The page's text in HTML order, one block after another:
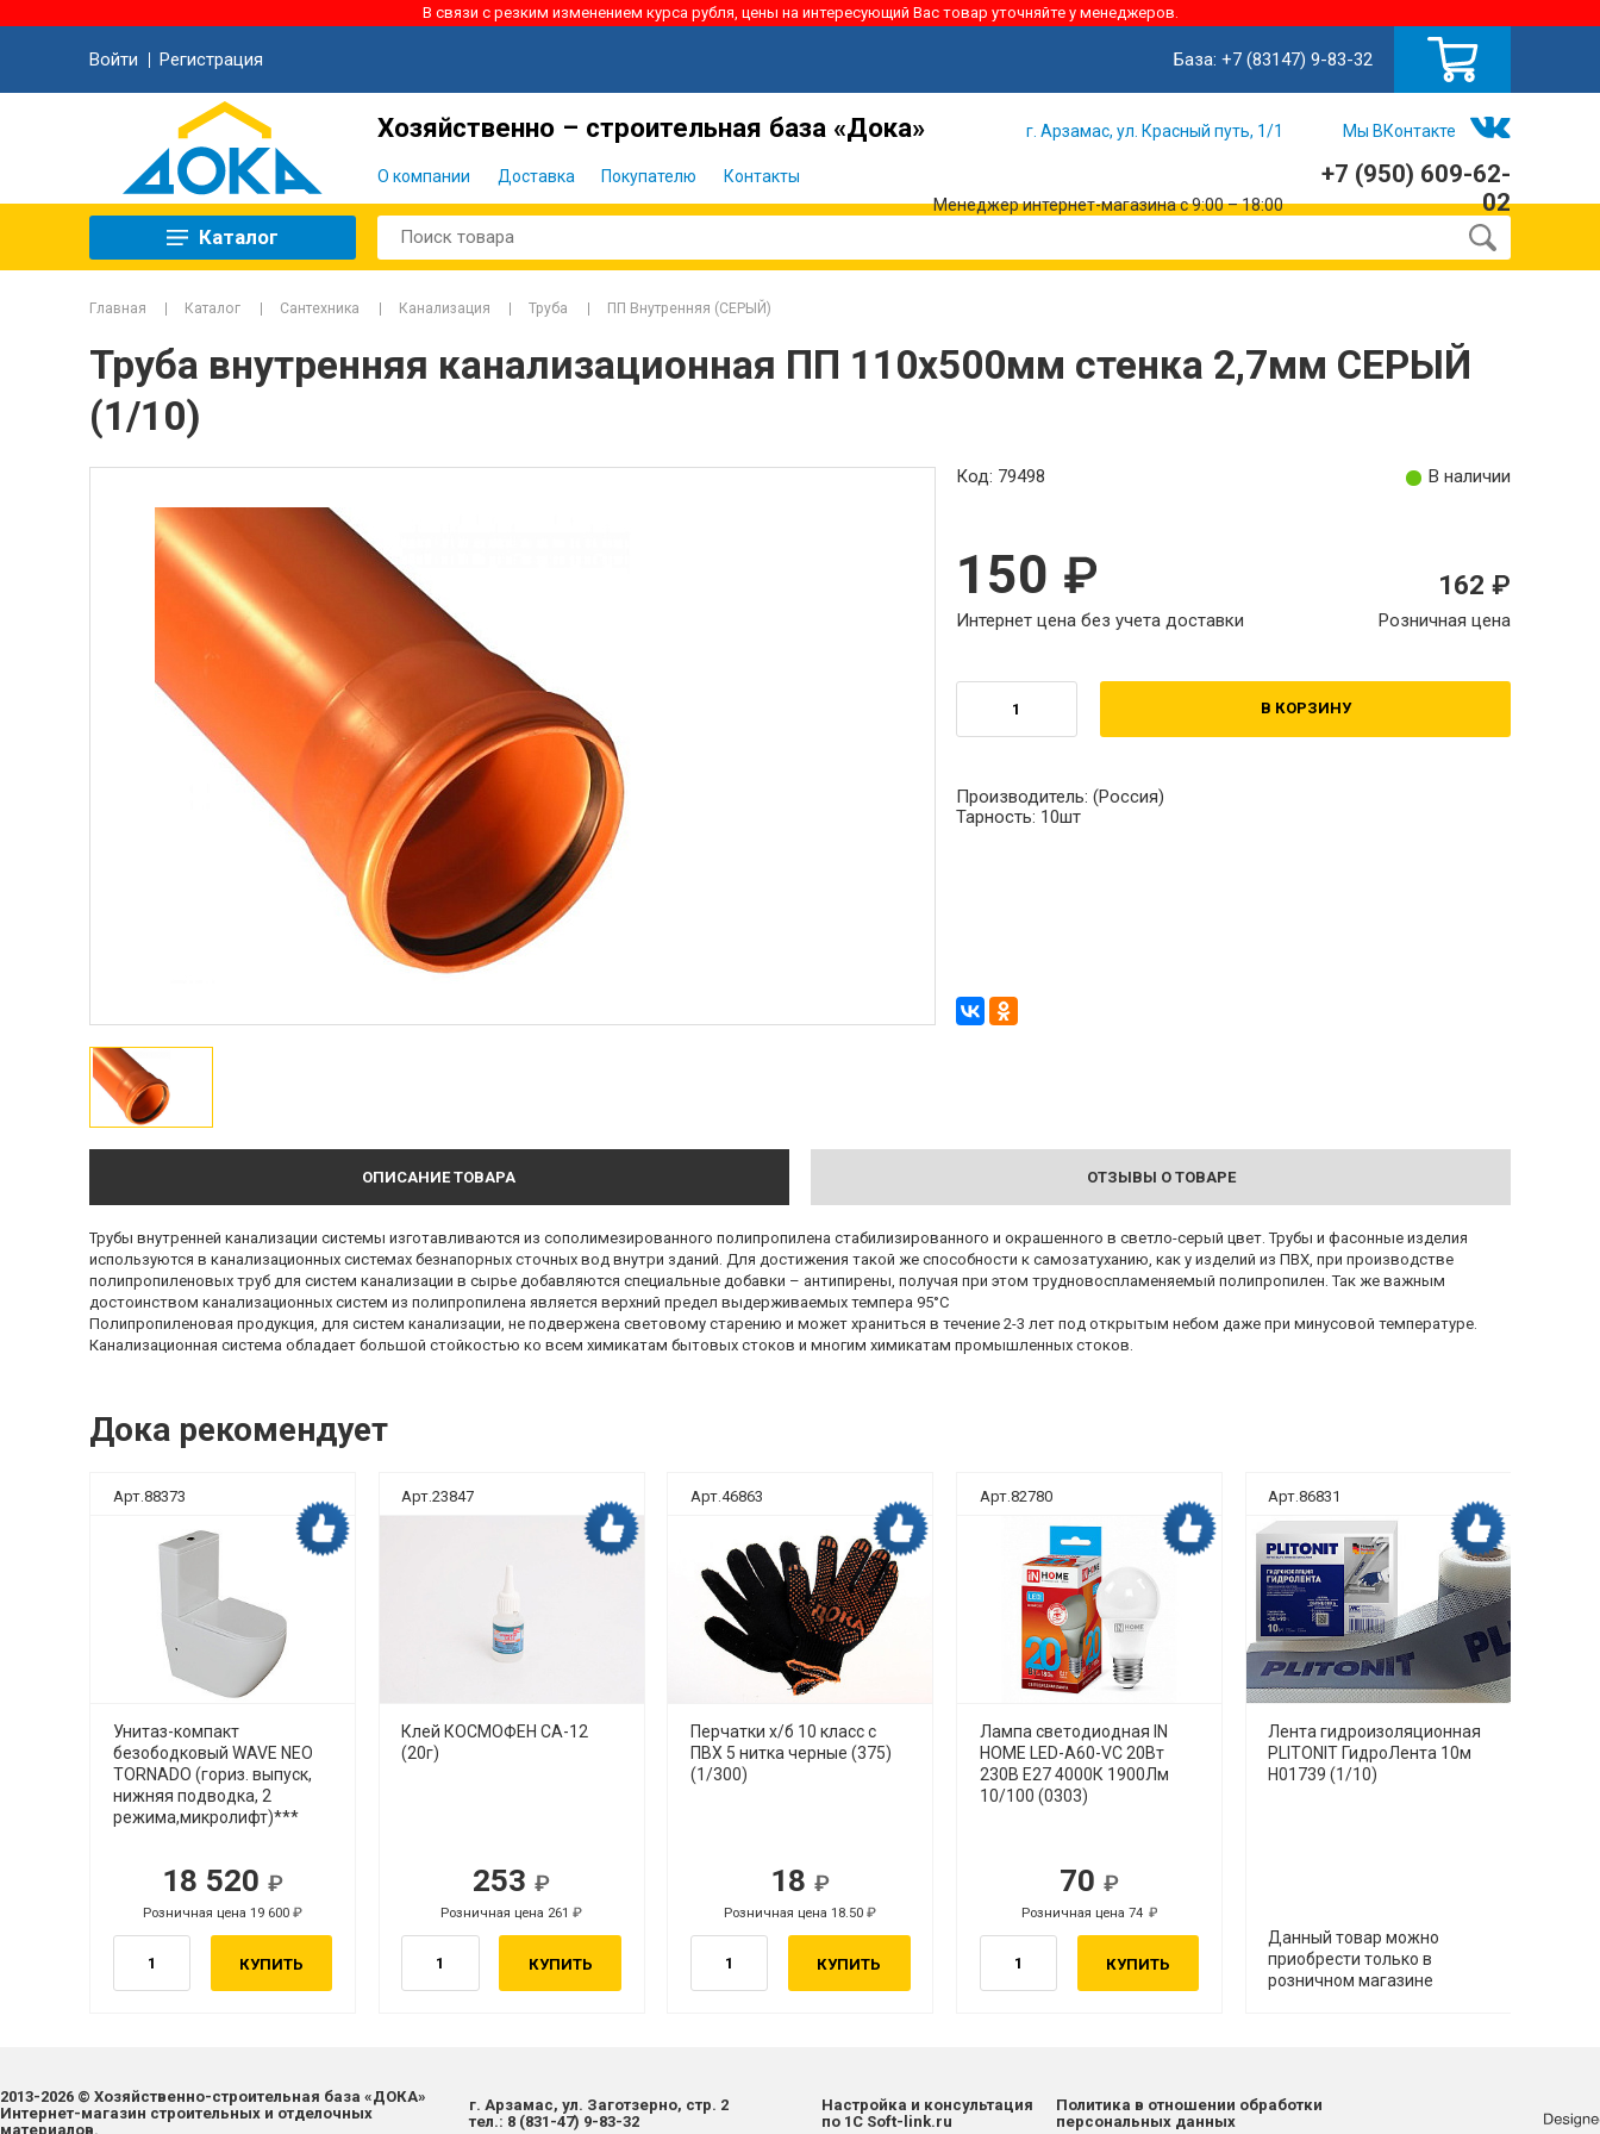
В связи с резким изменением курса рубля, цены на интересующий Вас товар уточняйте у менеджеров.
Войти Регистрация База: +7 (83147) 9-83-32
Хозяйственно – строительная база «Дока»
О компании Доставка Покупателю Контакты
г. Арзамас, ул. Красный путь, 1/1 Мы ВКонтакте
Менеджер интернет-магазина с 9:00 – 18:00
+7 (950) 609-62-
02
Каталог
Главная Каталог Сантехника Канализация Труба ПП Внутренняя (СЕРЫЙ)
Труба внутренняя канализационная ПП 110х500мм стенка 2,7мм СЕРЫЙ
(1/10)
Код: 79498 В наличии
150
Интернет цена без учета доставки
162
Розничная цена
В КОРЗИНУ
Производитель: (Россия)
Тарность: 10шт
ОПИСАНИЕ ТОВАРА ОТЗЫВЫ О ТОВАРЕ
Трубы внутренней канализации системы изготавливаются из сополимезированного полипропилена стабилизированного и окрашенного в светло-серый цвет. Трубы и фасонные изделия
используются в канализационных системах безнапорных сточных вод внутри зданий. Для достижения такой же способности к самозатуханию, как у изделий из ПВХ, при производстве
полипропиленовых труб для систем канализации в сырье добавляются специальные добавки – антипирены, получая при этом трудновоспламеняемый полипропилен. Так же важным
достоинством канализационных систем из полипропилена является верхний предел выдерживаемых темпера 95°С
Полипропиленовая продукция, для систем канализации, не подвержена световому старению и может храниться в течение 2-3 лет под открытым небом даже при минусовой температуре.
Канализационная система обладает большой стойкостью ко всем химикатам бытовых стоков и многим химикатам промышленных стоков.
Дока рекомендует
Арт.88373
Унитаз-компакт
безободковый WAVE NEO
TORNADO (гориз. выпуск,
нижняя подводка, 2
режима,микролифт)***
18 520
Розничная цена 19 600
КУПИТЬ
Арт.23847
Клей КОСМОФЕН СА-12
(20г)
253
Розничная цена 261
КУПИТЬ
Арт.46863
Перчатки х/б 10 класс с
ПВХ 5 нитка черные (375)
(1/300)
18
Р
Розничная цена 18.50
Р
КУПИТЬ
Арт.82780
Лампа светодиодная IN
HOME LED-A60-VC 20Вт
230В Е27 4000К 1900Лм
10/100 (0303)
70
Р
Розничная цена 74
Р
КУПИТЬ
Арт.86831
Дока рекомендует
Лента гидроизоляционная
PLITONIT ГидроЛента 10м
H01739 (1/10)
Данный товар можно
приобрести только в
розничном магазине
Дока рекомендует
Р
Р
Дока рекомендует Дока рекомендует Дока рекомендует
2013-2026 © Хозяйственно-строительная база «ДОКА»
Интернет-магазин строительных и отделочных
материалов.
г. Арзамас, ул. Заготзерно, стр. 2
тел.: 8 (831-47) 9-83-32
Настройка и консультация
по 1С Soft-link.ru
Политика в отношении обработки
персональных данных